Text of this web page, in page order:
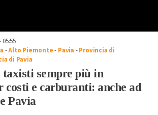
-Alto Piemonte- Pavia -Provincia di
di Pavia
taxisti sempre più in
costi e carburanti: anche ad
Pavia